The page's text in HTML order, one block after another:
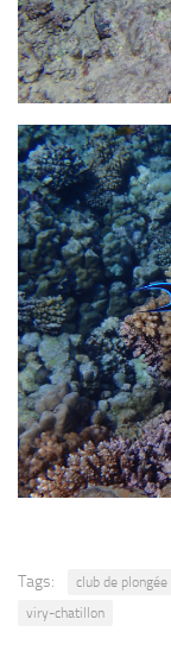
Tags: club de plongée
viry-chatillon